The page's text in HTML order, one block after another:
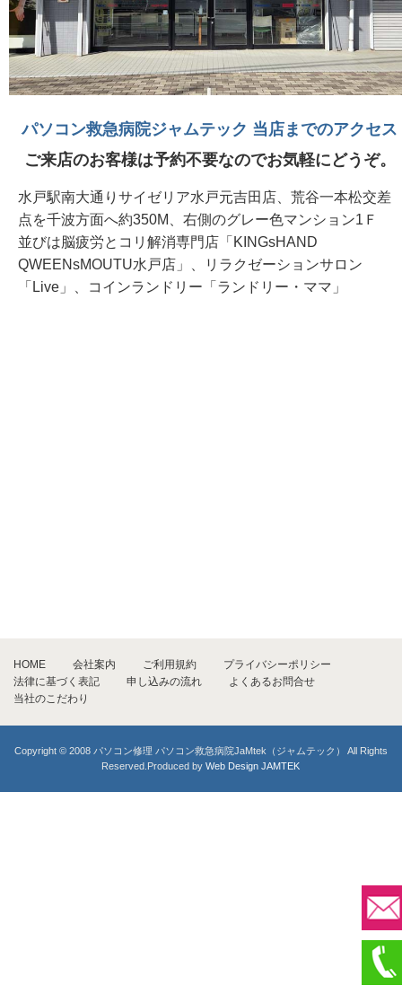
パソコン救急病院ジャムテック 当店までのアクセス
ご来店のお客様は予約不要なのでお気軽にどうぞ。
水戸駅南大通りサイゼリア水戸元吉田店、荒谷一本松交差
点を千波方面へ約350M、右側のグレー色マンション1Ｆ
並びは脳疲労とコリ解消専門店「KINGsHAND
QWEENsMOUTU水戸店」、リラクゼーションサロン
「Live」、コインランドリー「ランドリー・ママ」
HOME 会社案内 ご利用規約
プライバシーポリシー
法律に基づく表記
申し込みの流れ
よくあるお問合せ
当社のこだわり
Copyright © 2008 パソコン修理 パソコン救急病院JaMtek（ジャムテック） All Rights
Reserved.Produced byWeb Design JAMTEK